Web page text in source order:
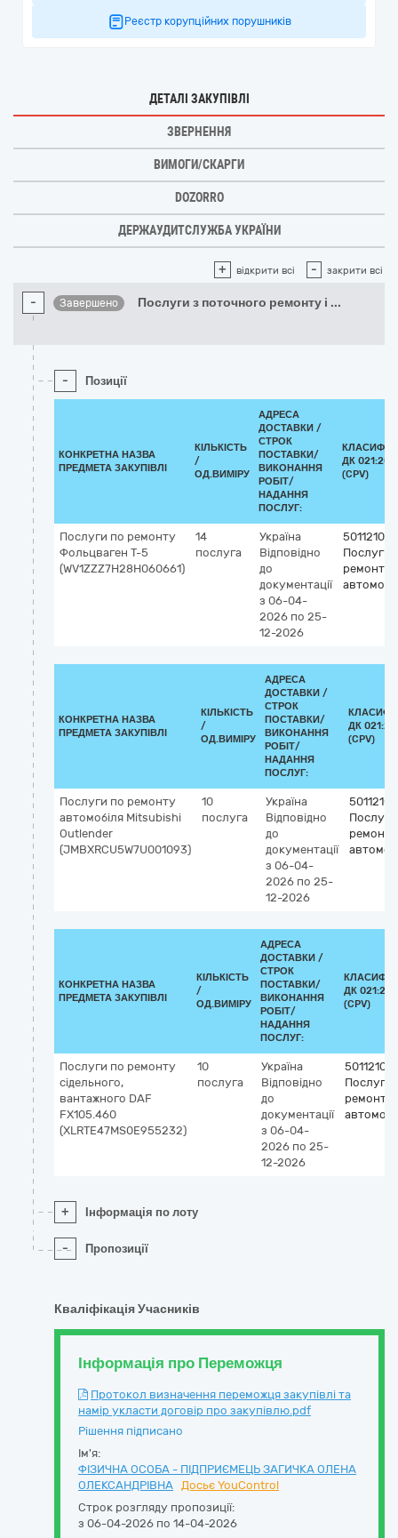
Реєстр корупційних порушників
ДЕТАЛІ ЗАКУПІВЛІ
ЗВЕРНЕННЯ
ВИМОГИ/СКАРГИ
DOZORRO
ДЕРЖАУДИТСЛУЖБА УКРАЇНИ
+ відкрити всі - закрити всі
- Завершено Послуги з поточного ремонту і ...
- Позиції
КОНКРЕТНА НАЗВА
ПРЕДМЕТА ЗАКУПІВЛІ
КІЛЬКІСТЬ
/
ОД.ВИМІРУ
АДРЕСА
ДОСТАВКИ /
СТРОК
ПОСТАВКИ/
ВИКОНАННЯ
РОБІТ/
НАДАННЯ
ПОСЛУГ:
ДК
(CPV)
Послуги по ремонту
Фольцваген Т-5
(WV1ZZZ7H28H060661)
14
послуга
Україна
Відповідно
до
документації
з 06-04-
2026 по 25-
12-2026
Послуги
ремонту
КОНКРЕТНА НАЗВА
ПРЕДМЕТА ЗАКУПІВЛІ
КІЛЬКІСТЬ
/
ОД.ВИМІРУ
АДРЕСА
ДОСТАВКИ /
СТРОК
ПОСТАВКИ/
ВИКОНАННЯ
РОБІТ/
НАДАННЯ
ПОСЛУГ:
ДК
(CPV)
Послуги по ремонту
автомобіля Mitsubishi
Outlender
(JMBXRCU5W7U001093)
10
послуга
Україна
Відповідно
до
документації
з 06-04-
2026 по 25-
12-2026
ремонту
КОНКРЕТНА НАЗВА
ПРЕДМЕТА ЗАКУПІВЛІ
КІЛЬКІСТЬ
/
ОД.ВИМІРУ
АДРЕСА
ДОСТАВКИ /
СТРОК
ПОСТАВКИ/
ВИКОНАННЯ
РОБІТ/
НАДАННЯ
ПОСЛУГ:
ДК
(CPV)
Послуги по ремонту
сідельного,
вантажного DAF
FX105.460
(XLRTE47MS0E955232)
10
послуга
Україна
Відповідно
до
документації
з 06-04-
2026 по 25-
12-2026
Послуги
ремонту
+ Інформація по лоту
- Пропозиції
Кваліфікація Учасників
Інформація про Переможця
Протокол визначення переможця закупівлі та
намір укласти договір про закупівлю.pdf
Рішення підписано
Ім'я:
ФІЗИЧНА ОСОБА - ПІДПРИЄМЕЦЬ ЗАГИЧКА ОЛЕНА
ОЛЕКСАНДРІВНА Досьє YouControl
Строк розгляду пропозиції:
з 06-04-2026 по 14-04-2026